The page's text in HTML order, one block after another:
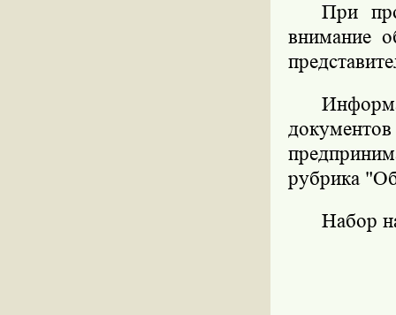
При
внимание
рубрика
Набор